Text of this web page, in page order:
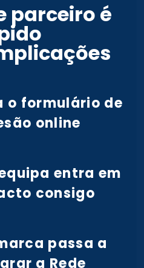
parceiro é
o formulário de
online
entra em
consigo
passa a
a Rede